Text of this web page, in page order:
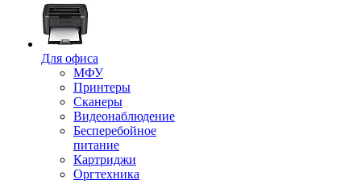
Для офиса
МФУ
Принтеры
Сканеры
Видеонаблюдение
Бесперебойное
питание
Картриджи
Оргтехника